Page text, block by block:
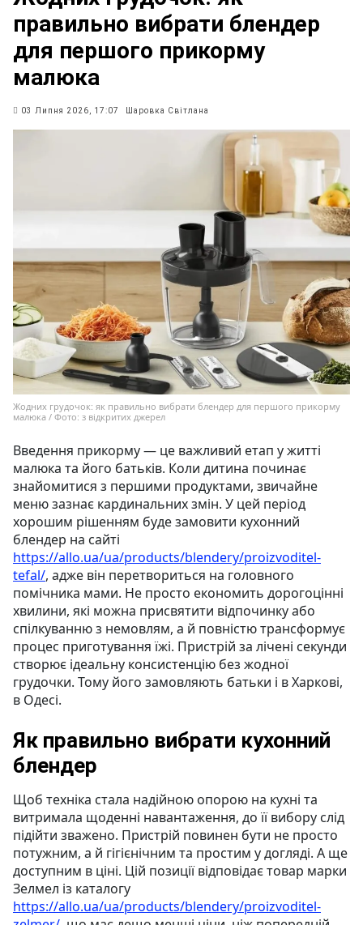
правильно вибрати блендер
для першого прикорму
малюка
03 Липня 2026, 17:07 Шаровка Світлана
Жодних грудочок: як правильно вибрати блендер для першого прикорму
малюка / Фото: з відкритих джерел
Введення прикорму — це важливий етап у житті
малюка та його батьків. Коли дитина починає
знайомитися з першими продуктами, звичайне
меню зазнає кардинальних змін. У цей період
хорошим рішенням буде замовити кухонний
блендер на сайті
https://allo.ua/ua/products/blendery/proizvoditel-
tefal/, адже він перетвориться на головного
помічника мами. Не просто економить дорогоцінні
хвилини, які можна присвятити відпочинку або
спілкуванню з немовлям, а й повністю трансформує
процес приготування їжі. Пристрій за лічені секунди
створює ідеальну консистенцію без жодної
грудочки. Тому його замовляють батьки і в Харкові,
в Одесі.
Як правильно вибрати кухонний
блендер
Щоб техніка стала надійною опорою на кухні та
витримала щоденні навантаження, до її вибору слід
підійти зважено. Пристрій повинен бути не просто
потужним, а й гігієнічним та простим у догляді. А ще
доступним в ціні. Цій позиції відповідає товар марки
Зелмел із каталогу
https://allo.ua/ua/products/blendery/proizvoditel-